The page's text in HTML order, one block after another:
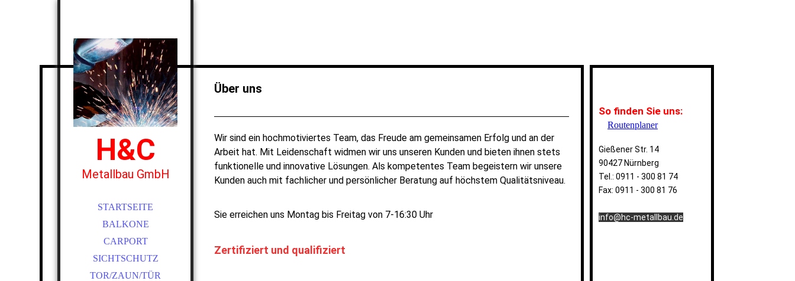
H&C
Metallbau GmbH
STARTSEITE
BALKONE
CARPORT
SICHTSCHUTZ
TOR/ZAUN/TÜR
Über uns
Wir sind ein hochmotiviertes Team, das Freude am gemeinsamen Erfolg und an der
Arbeit hat. Mit Leidenschaft widmen wir uns unseren Kunden und bieten ihnen stets
funktionelle und innovative Lösungen. Als kompetentes Team begeistern wir unsere
Kunden auch mit fachlicher und persönlicher Beratung auf höchstem Qualitätsniveau.
Sie erreichen uns Montag bis Freitag von 7-16:30 Uhr
Zertifiziert und qualifiziert
So finden Sie uns:
Routenplaner
Gießener Str. 14
90427 Nürnberg
Tel.: 0911 - 300 81 74
Fax: 0911 - 300 81 76
info@hc-metallbau.de